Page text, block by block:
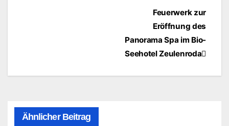
BeitragsnavigationFeuerwerk zur
Eröffnung des
Panorama Spa im Bio-
Seehotel Zeulenroda
Ähnlicher Beitrag